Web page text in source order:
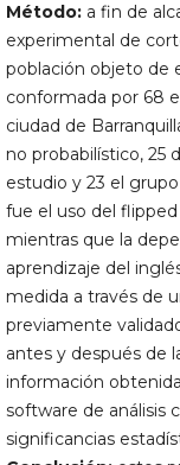
Método:a fin de
experimental de
población objeto de
conformada por 68
ciudad de
no probabilístico, 25
estudio y 23 el
fue el uso del
mientras que la
aprendizaje del
medida a través de
previamente
antes y después de
información
software de análisis
significancias